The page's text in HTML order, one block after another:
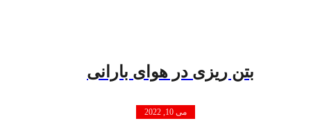
بتن ریزی در هوای بارانی
می 10, 2022